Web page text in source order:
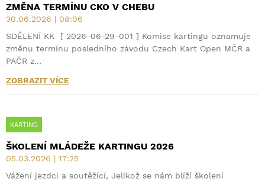
ZMĚNA TERMÍNU CKO V CHEBU
30.06.2026 | 08:06
SDĚLENÍ KK [ 2026-06-29-001 ] Komise kartingu oznamuje
změnu termínu posledního závodu Czech Kart Open MČR a
PAČR z…
ZOBRAZIT VÍCE
KARTING
ŠKOLENÍ MLÁDEŽE KARTINGU 2026
05.03.2026 | 17:25
Vážení jezdci a soutěžící, Jelikož se nám blíží školení